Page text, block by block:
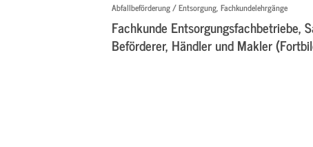
Abfallbeförderung / Entsorgung, Fachkundelehrgänge
Fachkunde Entsorgungsfachbetriebe,
Beförderer, Händler und Makler